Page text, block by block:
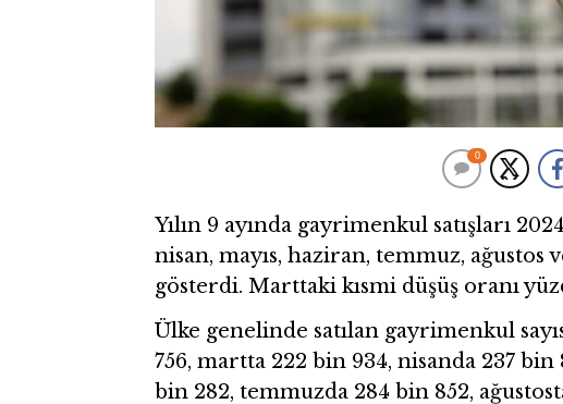
0
Yılın 9 ayında gayrimenkul satışları
nisan, mayıs, haziran, temmuz,
gösterdi. Marttaki kısmi düşüş oranı
Ülke genelinde satılan gayrimenkul
756, martta 222 bin 934, nisanda 237 bin
bin 282, temmuzda 284 bin 852,